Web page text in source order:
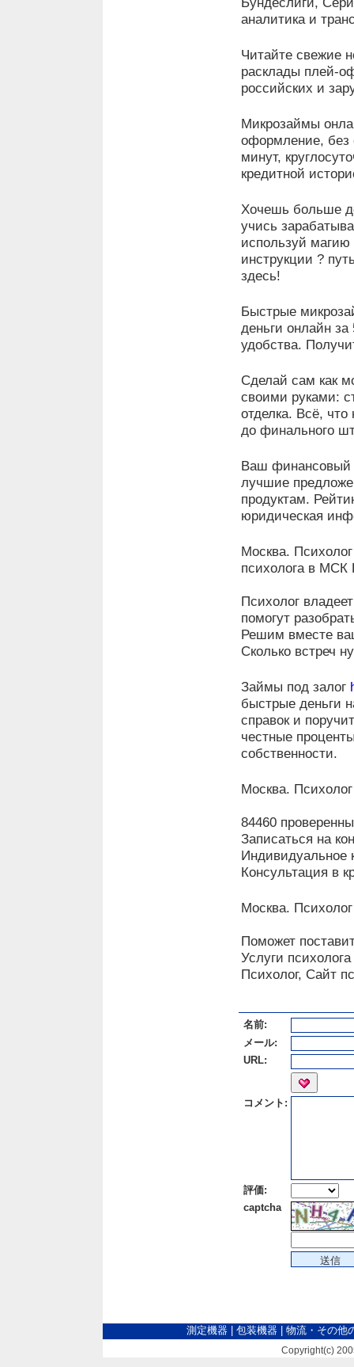
аналитика и
Читайте свежие
расклады плей-
российских и
Микрозаймы
оформление, без
минут,
кредитной
Хочешь больше
учись
используй
инструкции ?
здесь!
Быстрые
деньги онлайн
удобства.
Сделай сам как
своими руками:
отделка. Всё,
до финального
Ваш
лучшие
продуктам.
юридическая
Москва.
психолога в МСК
Психолог
помогут
Решим вместе
Сколько встреч
Займы под залог
быстрые деньги
справок и
честные
собственности.
Москва.
84460
Записаться на
Индивидуальное
Консультация в
Москва.
Поможет
Услуги
Психолог, Сайт
名前:
メール:
URL:
コメント:
評価:
captcha
測定機器 包装機器 物流・その他
Copyright(c)